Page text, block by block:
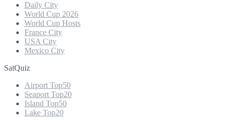
Daily City
World Cup 2026
World Cup Hosts
France City
USA City
Mexico City
SatQuiz
Airport Top50
Seaport Top20
Island Top50
Lake Top20